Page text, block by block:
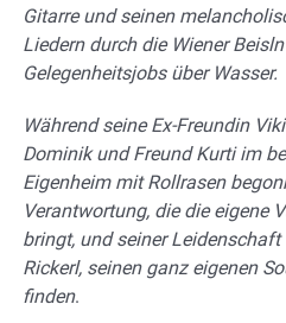
Gitarre und seinen
Liedern durch die Wiener
Gelegenheitsjobs über Wasser.
Während seine Ex-Freundin
Dominik und Freund Kurti im
Eigenheim mit Rollrasen
Verantwortung, die die eigene
bringt, und seiner
Rickerl, seinen ganz eigenen
finden.